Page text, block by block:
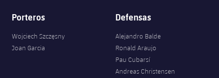
Porteros
Wojciech Szczęsny
Joan Garcia
Defensas
Alejandro Balde
Ronald Araujo
Pau Cubarsí
Andreas Christensen